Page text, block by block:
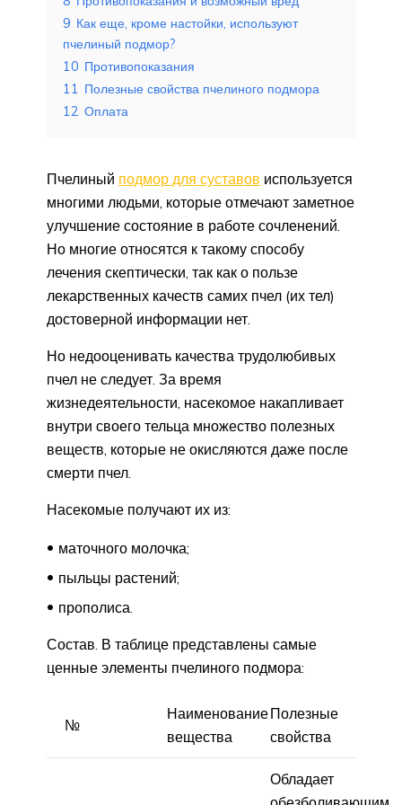
9 Как еще, кроме настойки, используют
пчелиный подмор?
10 Противопоказания
11 Полезные свойства пчелиного подмора
12 Оплата
Пчелиный подмор для суставов используется
многими людьми, которые отмечают заметное
улучшение состояние в работе сочленений.
Но многие относятся к такому способу
лечения скептически, так как о пользе
лекарственных качеств самих пчел (их тел)
достоверной информации нет.
Но недооценивать качества трудолюбивых
пчел не следует. За время
жизнедеятельности, насекомое накапливает
внутри своего тельца множество полезных
веществ, которые не окисляются даже после
смерти пчел.
Насекомые получают их из:
маточного молочка;
пыльцы растений;
прополиса.
Состав. В таблице представлены самые
ценные элементы пчелиного подмора:
№
Наименование
вещества
Полезные
свойства
Обладает